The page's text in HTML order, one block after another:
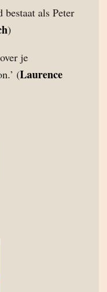
bestaat als Peter
)
je
(Laurence